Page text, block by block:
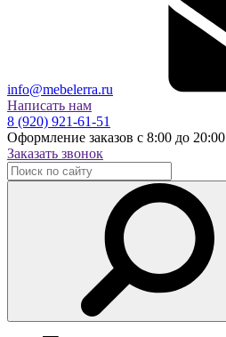
info@mebelerra.ru
Написать нам
8 (920) 921-61-51
Оформление заказов с 8:00 до 20:00
Заказать звонок